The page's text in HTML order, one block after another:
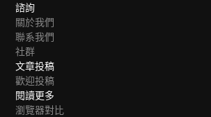
諮詢
關於我們
聯系我們
社群
文章投稿
歡迎投稿
閱讀更多
瀏覽器對比